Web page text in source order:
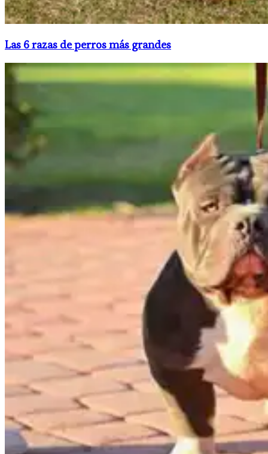
Las 6 razas de perros más grandes